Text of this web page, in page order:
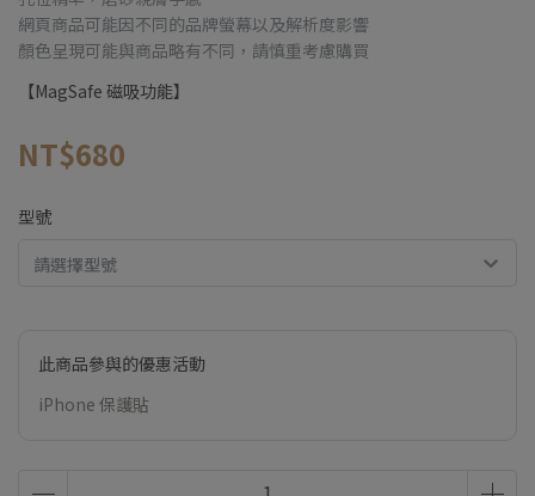
網頁商品可能因不同的品牌螢幕以及解析度影響
顏色呈現可能與商品略有不同，請慎重考慮購買
【MagSafe 磁吸功能】
NT$680
型號
請選擇型號
此商品參與的優惠活動
iPhone 保護貼